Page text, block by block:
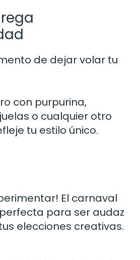
de dejar volar tu
con purpurina,
o cualquier otro
tu estilo único.
El carnaval
para ser audaz
elecciones creativas.